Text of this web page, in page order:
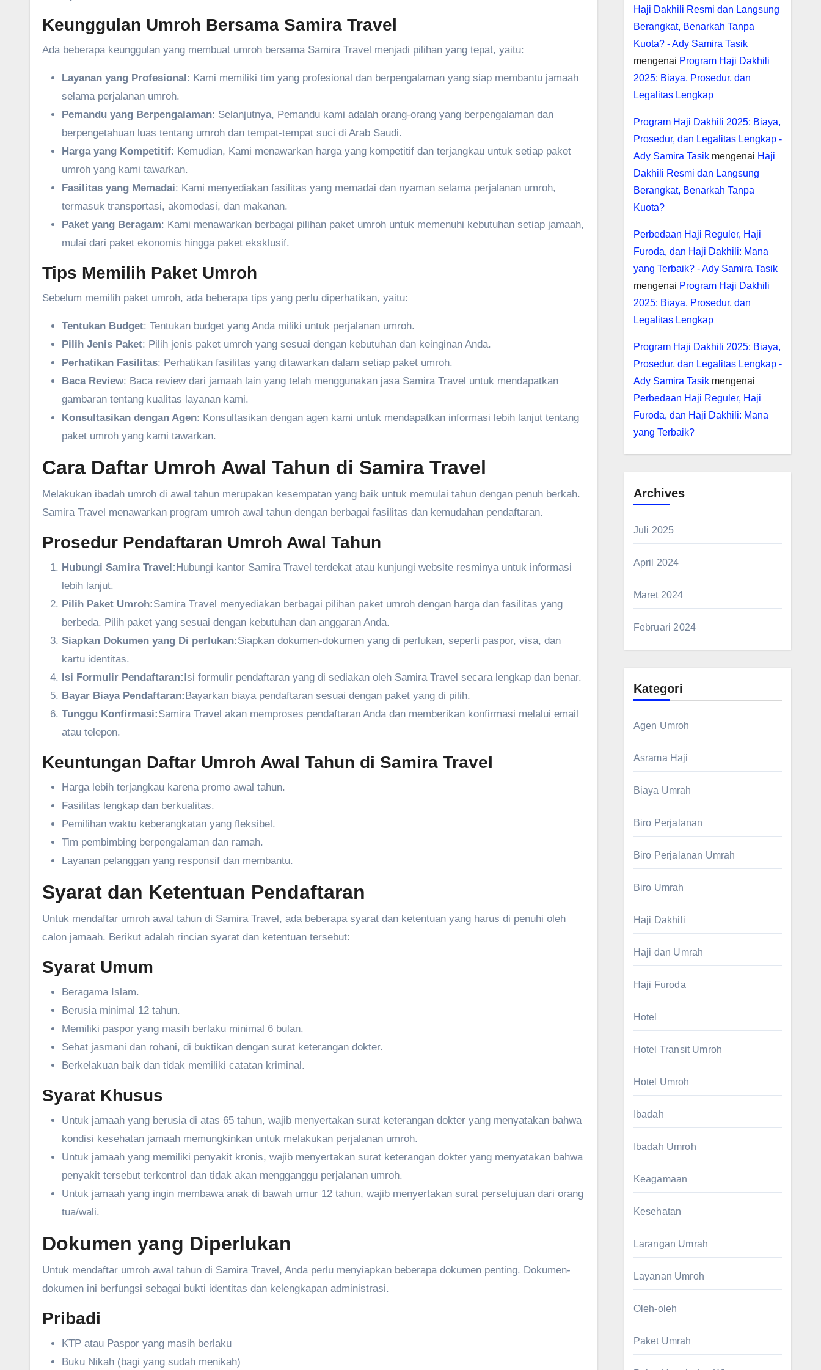
Keunggulan Umroh Bersama Samira Travel
Ada beberapa keunggulan yang membuat umroh bersama Samira Travel menjadi pilihan yang tepat, yaitu:
Layanan yang Profesional: Kami memiliki tim yang profesional dan berpengalaman yang siap membantu jamaah
selama perjalanan umroh.
Pemandu yang Berpengalaman: Selanjutnya, Pemandu kami adalah orang-orang yang berpengalaman dan
berpengetahuan luas tentang umroh dan tempat-tempat suci di Arab Saudi.
Harga yang Kompetitif: Kemudian, Kami menawarkan harga yang kompetitif dan terjangkau untuk setiap paket
umroh yang kami tawarkan.
Fasilitas yang Memadai: Kami menyediakan fasilitas yang memadai dan nyaman selama perjalanan umroh,
termasuk transportasi, akomodasi, dan makanan.
Paket yang Beragam: Kami menawarkan berbagai pilihan paket umroh untuk memenuhi kebutuhan setiap jamaah,
mulai dari paket ekonomis hingga paket eksklusif.
Tips Memilih Paket Umroh
Sebelum memilih paket umroh, ada beberapa tips yang perlu diperhatikan, yaitu:
Tentukan Budget: Tentukan budget yang Anda miliki untuk perjalanan umroh.
Pilih Jenis Paket: Pilih jenis paket umroh yang sesuai dengan kebutuhan dan keinginan Anda.
Perhatikan Fasilitas: Perhatikan fasilitas yang ditawarkan dalam setiap paket umroh.
Baca Review: Baca review dari jamaah lain yang telah menggunakan jasa Samira Travel untuk mendapatkan
gambaran tentang kualitas layanan kami.
Konsultasikan dengan Agen: Konsultasikan dengan agen kami untuk mendapatkan informasi lebih lanjut tentang
paket umroh yang kami tawarkan.
Cara Daftar Umroh Awal Tahun di Samira Travel
Melakukan ibadah umroh di awal tahun merupakan kesempatan yang baik untuk memulai tahun dengan penuh berkah.
Samira Travel menawarkan program umroh awal tahun dengan berbagai fasilitas dan kemudahan pendaftaran.
Prosedur Pendaftaran Umroh Awal Tahun
Hubungi Samira Travel:Hubungi kantor Samira Travel terdekat atau kunjungi website resminya untuk informasi
lebih lanjut.
Pilih Paket Umroh:Samira Travel menyediakan berbagai pilihan paket umroh dengan harga dan fasilitas yang
berbeda. Pilih paket yang sesuai dengan kebutuhan dan anggaran Anda.
Siapkan Dokumen yang Di perlukan:Siapkan dokumen-dokumen yang di perlukan, seperti paspor, visa, dan
kartu identitas.
Isi Formulir Pendaftaran:Isi formulir pendaftaran yang di sediakan oleh Samira Travel secara lengkap dan benar.
Bayar Biaya Pendaftaran:Bayarkan biaya pendaftaran sesuai dengan paket yang di pilih.
Tunggu Konfirmasi:Samira Travel akan memproses pendaftaran Anda dan memberikan konfirmasi melalui email
atau telepon.
Keuntungan Daftar Umroh Awal Tahun di Samira Travel
Harga lebih terjangkau karena promo awal tahun.
Fasilitas lengkap dan berkualitas.
Pemilihan waktu keberangkatan yang fleksibel.
Tim pembimbing berpengalaman dan ramah.
Layanan pelanggan yang responsif dan membantu.
Syarat dan Ketentuan Pendaftaran
Untuk mendaftar umroh awal tahun di Samira Travel, ada beberapa syarat dan ketentuan yang harus di penuhi oleh
calon jamaah. Berikut adalah rincian syarat dan ketentuan tersebut:
Syarat Umum
Beragama Islam.
Berusia minimal 12 tahun.
Memiliki paspor yang masih berlaku minimal 6 bulan.
Sehat jasmani dan rohani, di buktikan dengan surat keterangan dokter.
Berkelakuan baik dan tidak memiliki catatan kriminal.
Syarat Khusus
Untuk jamaah yang berusia di atas 65 tahun, wajib menyertakan surat keterangan dokter yang menyatakan bahwa
kondisi kesehatan jamaah memungkinkan untuk melakukan perjalanan umroh.
Untuk jamaah yang memiliki penyakit kronis, wajib menyertakan surat keterangan dokter yang menyatakan bahwa
penyakit tersebut terkontrol dan tidak akan mengganggu perjalanan umroh.
Untuk jamaah yang ingin membawa anak di bawah umur 12 tahun, wajib menyertakan surat persetujuan dari orang
tua/wali.
Dokumen yang Diperlukan
Untuk mendaftar umroh awal tahun di Samira Travel, Anda perlu menyiapkan beberapa dokumen penting. Dokumen-
dokumen ini berfungsi sebagai bukti identitas dan kelengkapan administrasi.
Pribadi
KTP atau Paspor yang masih berlaku
Buku Nikah (bagi yang sudah menikah)
Haji Dakhili Resmi dan Langsung
Berangkat, Benarkah Tanpa
Kuota? - Ady Samira Tasik
mengenai Program Haji Dakhili
2025: Biaya, Prosedur, dan
Legalitas Lengkap
Program Haji Dakhili 2025: Biaya,
Prosedur, dan Legalitas Lengkap -
Ady Samira Tasikmengenai Haji
Dakhili Resmi dan Langsung
Berangkat, Benarkah Tanpa
Kuota?
Perbedaan Haji Reguler, Haji
Furoda, dan Haji Dakhili: Mana
yang Terbaik? - Ady Samira Tasik
mengenai Program Haji Dakhili
2025: Biaya, Prosedur, dan
Legalitas Lengkap
Program Haji Dakhili 2025: Biaya,
Prosedur, dan Legalitas Lengkap -
Ady Samira Tasikmengenai
Perbedaan Haji Reguler, Haji
Furoda, dan Haji Dakhili: Mana
yang Terbaik?
Archives
Juli 2025
April 2024
Maret 2024
Februari 2024
Kategori
Agen Umroh
Asrama Haji
Biaya Umrah
Biro Perjalanan
Biro Perjalanan Umrah
Biro Umrah
Haji Dakhili
Haji dan Umrah
Haji Furoda
Hotel
Hotel Transit Umroh
Hotel Umroh
Ibadah
Ibadah Umroh
Keagamaan
Kesehatan
Larangan Umrah
Layanan Umroh
Oleh-oleh
Paket Umrah